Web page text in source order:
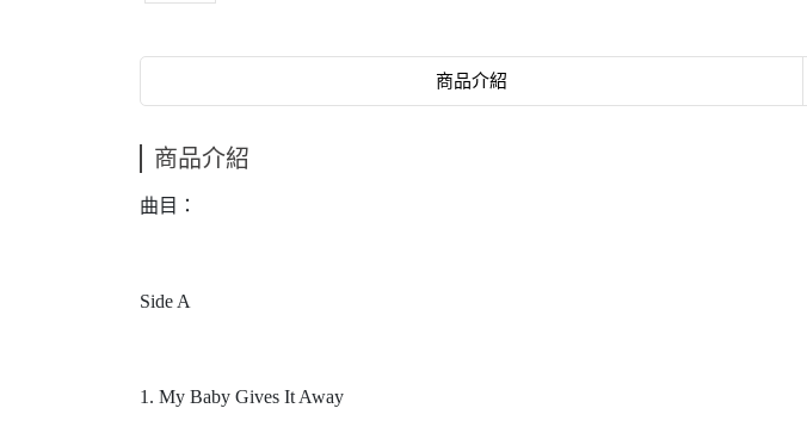
商品介紹
商品介紹
曲目：
Side A
1. My Baby Gives It Away